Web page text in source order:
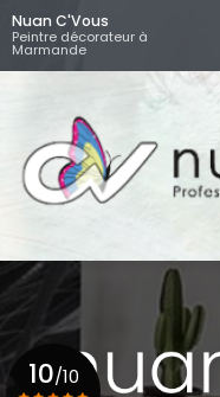
Aller
au
contenu
principal
Nuan C'Vous
Peintre décorateur à
Marmande
10/10